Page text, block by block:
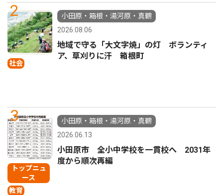
2
社会
小田原・箱根・湯河原・真鶴
2026.08.06
地域で守る「大文字焼」の灯 ボランティ
ア、草刈りに汗 箱根町
3
トップニュ
ース
教育
小田原・箱根・湯河原・真鶴
2026.06.13
小田原市 全小中学校を一貫校へ 2031年
度から順次再編